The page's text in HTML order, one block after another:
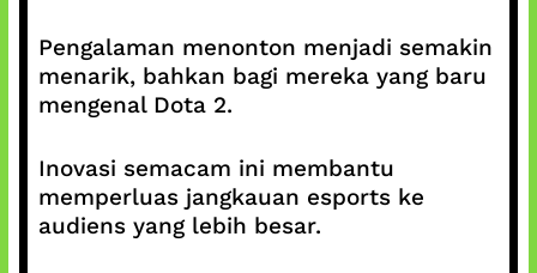
Pengalaman menonton menjadi semakin
menarik, bahkan bagi mereka yang baru
mengenal Dota 2.
Inovasi semacam ini membantu
memperluas jangkauan esports ke
audiens yang lebih besar.